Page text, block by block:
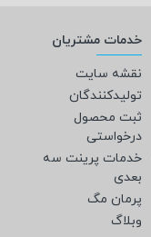
خدمات مشتریان
نقشه سایت
تولیدکنندگان
ثبت محصول
درخواستی
خدمات پرینت سه
بعدی
پرمان مگ
وبلاگ